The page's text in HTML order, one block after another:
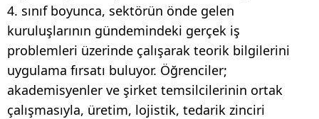
4. sınıf boyunca, sektörün önde gelen
kuruluşlarının gündemindeki gerçek iş
problemleri üzerinde çalışarak teorik bilgilerini
uygulama fırsatı buluyor. Öğrenciler;
akademisyenler ve şirket temsilcilerinin ortak
çalışmasıyla, üretim, lojistik, tedarik zinciri